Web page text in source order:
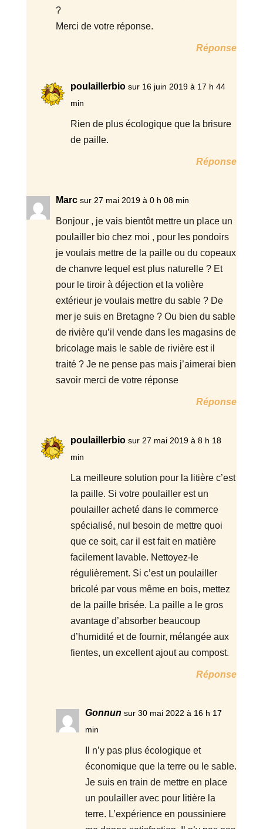
?
Merci de votre réponse.
Réponse
poulaillerbio sur 16 juin 2019 à 17 h 44
min
Rien de plus écologique que la brisure
de paille.
Réponse
Marc sur 27 mai 2019 à 0 h 08 min
Bonjour , je vais bientôt mettre un place un
poulailler bio chez moi , pour les pondoirs
je voulais mettre de la paille ou du copeaux
de chanvre lequel est plus naturelle ? Et
pour le tiroir à déjection et la volière
extérieur je voulais mettre du sable ? De
mer je suis en Bretagne ? Ou bien du sable
de rivière qu’il vende dans les magasins de
bricolage mais le sable de rivière est il
traité ? Je ne pense pas mais j’aimerai bien
savoir merci de votre réponse
Réponse
poulaillerbio sur 27 mai 2019 à 8 h 18
min
La meilleure solution pour la litière c’est
la paille. Si votre poulailler est un
poulailler acheté dans le commerce
spécialisé, nul besoin de mettre quoi
que ce soit, car il est fait en matière
facilement lavable. Nettoyez-le
régulièrement. Si c’est un poulailler
bricolé par vous même en bois, mettez
de la paille brisée. La paille a le gros
avantage d’absorber beaucoup
d’humidité et de fournir, mélangée aux
fientes, un excellent ajout au compost.
Réponse
Gonnun sur 30 mai 2022 à 16 h 17
min
Il n’y pas plus écologique et
économique que la terre ou le sable.
Je suis en train de mettre en place
un poulailler avec pour litière la
terre. L’expérience en poussiniere